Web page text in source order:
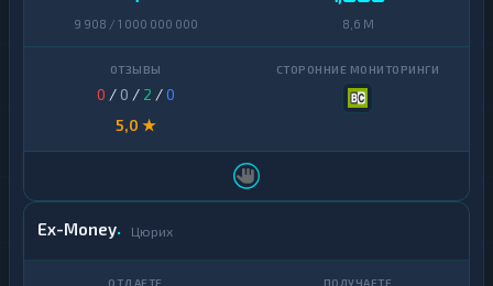
9 908 / 1 000 000 000 8,6 M
0 / 0 / 2 /0
5,0 ★
Ex-Money Цюрих